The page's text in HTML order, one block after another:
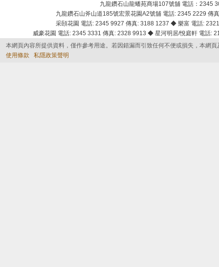
九龍鑽石山龍蟠苑商場107號舖 電話：2345
九龍鑽石山斧山道185號宏景花園A2號舖 電話: 2345 2229
采頣花園 電話: 2345 9927 傳真: 3188 1237 ◆ 樂富 電話:
威豪花園 電話: 2345 3331 傳真: 2328 9913 ◆ 星河明居/悅庭軒 電話
本網頁內容所提供資料，僅作參考用途。若因錯漏而引致任何不便或損失，本網
使用條款
私隱政策聲明